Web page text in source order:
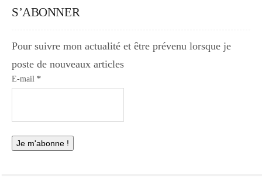
S’ABONNER
Pour suivre mon actualité et être prévenu lorsque je
poste de nouveaux articles
E-mail *